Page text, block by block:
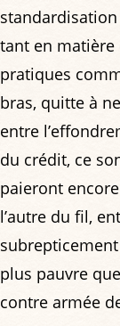
tant en matière
pratiques
bras, quitte à
entre
du crédit, ce
paieront
l’autre du fil,
plus pauvre
contre armée